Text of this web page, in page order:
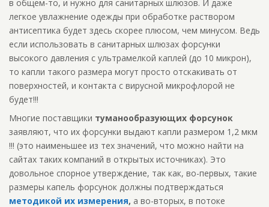
в общем-то, и нужно для санитарных шлюзов. И даже
легкое увлажнение одежды при обработке раствором
антисептика будет здесь скорее плюсом, чем минусом. Ведь
если использовать в санитарных шлюзах форсунки
высокого давления с ультрамелкой каплей (до 10 микрон),
то капли такого размера могут просто отскакивать от
поверхностей, и контакта с вирусной микрофлорой не
будет!!!
Многие поставщики туманообразующих форсунок
заявляют, что их форсунки выдают капли размером 1,2 мкм
!!! (это наименьшее из тех значений, что можно найти на
сайтах таких компаний в открытых источниках). Это
довольное спорное утверждение, так как, во-первых, такие
размеры капель форсунок должны подтверждаться
методикой их измерения, а во-вторых, в потоке